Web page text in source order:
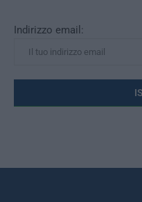
Indirizzo email: